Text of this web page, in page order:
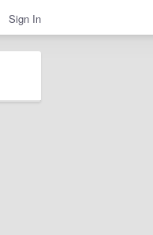
Sign In